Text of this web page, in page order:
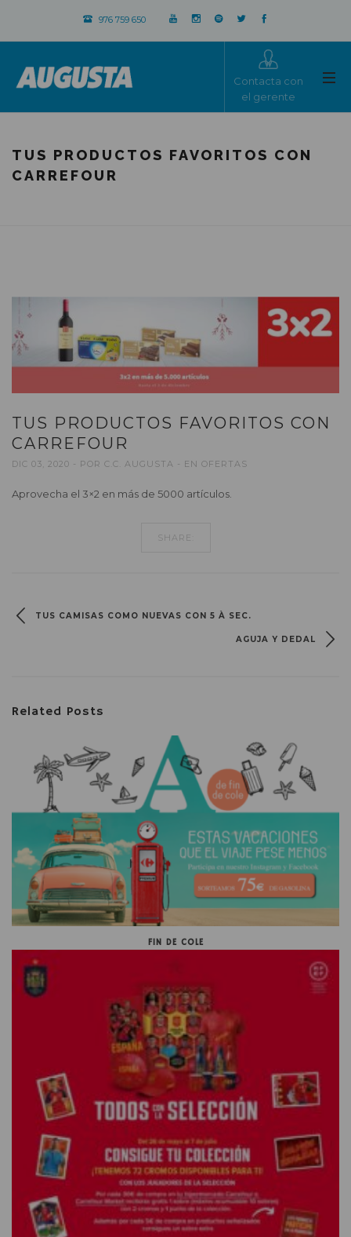
976 759 650
Contacta con
el gerente
TUS PRODUCTOS FAVORITOS CON
CARREFOUR
TUS PRODUCTOS FAVORITOS CON
CARREFOUR
DIC 03, 2020 POR C.C. AUGUSTA EN OFERTAS
Aprovecha el 3×2 en más de 5000 artículos.
SHARE:
TUS CAMISAS COMO NUEVAS CON 5 À SEC.
AGUJA Y DEDAL
Related Posts
FIN DE COLE